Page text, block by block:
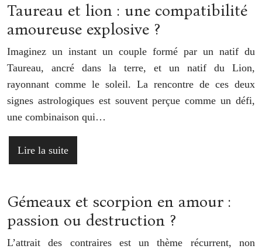
Taureau et lion : une compatibilité
amoureuse explosive ?
Imaginez un instant un couple formé par un natif du
Taureau, ancré dans la terre, et un natif du Lion,
rayonnant comme le soleil. La rencontre de ces deux
signes astrologiques est souvent perçue comme un défi,
une combinaison qui…
Lire la suite
Gémeaux et scorpion en amour :
passion ou destruction ?
L’attrait des contraires est un thème récurrent, non